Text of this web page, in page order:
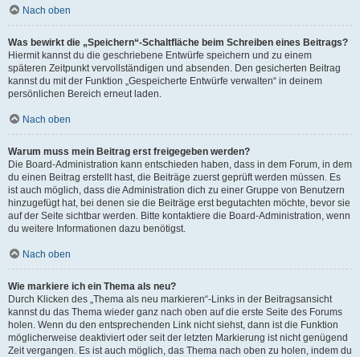
Nach oben
Was bewirkt die „Speichern“-Schaltfläche beim Schreiben eines Beitrags?
Hiermit kannst du die geschriebene Entwürfe speichern und zu einem
späteren Zeitpunkt vervollständigen und absenden. Den gesicherten Beitrag
kannst du mit der Funktion „Gespeicherte Entwürfe verwalten“ in deinem
persönlichen Bereich erneut laden.
Nach oben
Warum muss mein Beitrag erst freigegeben werden?
Die Board-Administration kann entschieden haben, dass in dem Forum, in dem
du einen Beitrag erstellt hast, die Beiträge zuerst geprüft werden müssen. Es
ist auch möglich, dass die Administration dich zu einer Gruppe von Benutzern
hinzugefügt hat, bei denen sie die Beiträge erst begutachten möchte, bevor sie
auf der Seite sichtbar werden. Bitte kontaktiere die Board-Administration, wenn
du weitere Informationen dazu benötigst.
Nach oben
Wie markiere ich ein Thema als neu?
Durch Klicken des „Thema als neu markieren“-Links in der Beitragsansicht
kannst du das Thema wieder ganz nach oben auf die erste Seite des Forums
holen. Wenn du den entsprechenden Link nicht siehst, dann ist die Funktion
möglicherweise deaktiviert oder seit der letzten Markierung ist nicht genügend
Zeit vergangen. Es ist auch möglich, das Thema nach oben zu holen, indem du